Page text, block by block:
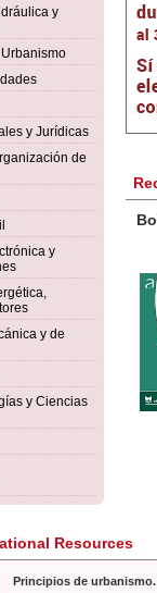
y
y Jurídicas
de
y
y de
y Ciencias
Resources
Principios de